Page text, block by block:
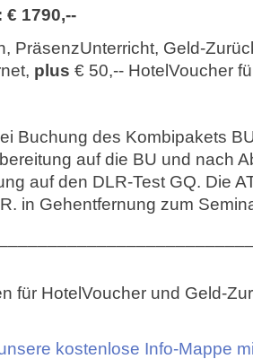
1790,--
PräsenzUnterricht, Geld-
plus € 50,-- HotelVoucher
Buchung des Kombipakets
auf die BU und nach
auf den DLR-Test GQ. Die
in Gehentfernung zum
für HotelVoucher und Geld-
kostenlose Info-Mappe